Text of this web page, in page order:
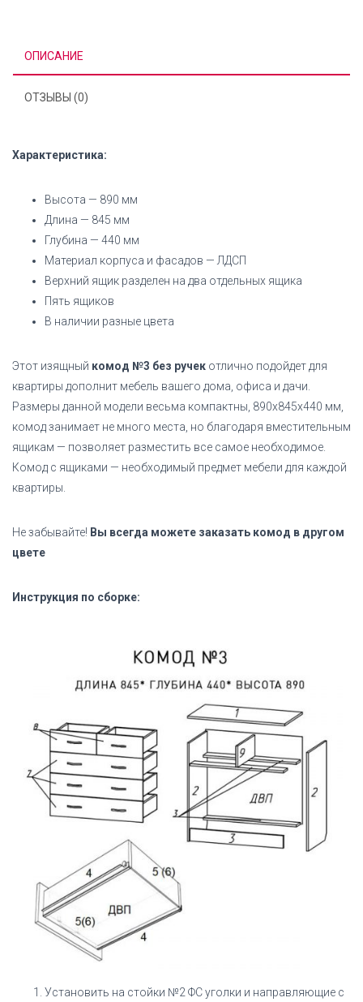
ОПИСАНИЕ
ОТЗЫВЫ (0)
Характеристика:
Высота — 890 мм
Длина — 845 мм
Глубина — 440 мм
Материал корпуса и фасадов — ЛДСП
Верхний ящик разделен на два отдельных ящика
Пять ящиков
В наличии разные цвета
Этот изящный комод №3 без ручек отлично подойдет для
квартиры дополнит мебель вашего дома, офиса и дачи.
Размеры данной модели весьма компактны, 890х845х440 мм,
комод занимает не много места, но благодаря вместительным
ящикам — позволяет разместить все самое необходимое.
Комод с ящиками — необходимый предмет мебели для каждой
квартиры.
Не забывайте! Вы всегда можете заказать комод в другом
цвете
Инструкция по сборке:
Установить на стойки №2 ФС уголки и направляющие с